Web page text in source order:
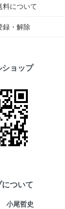
料について
録・解除
ョップ
ついて
小尾哲史